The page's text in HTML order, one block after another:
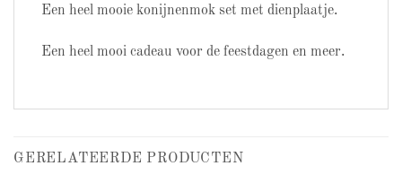
Een heel mooie konijnenmok set met dienplaatje.
Een heel mooi cadeau voor de feestdagen en meer.
GERELATEERDE PRODUCTEN